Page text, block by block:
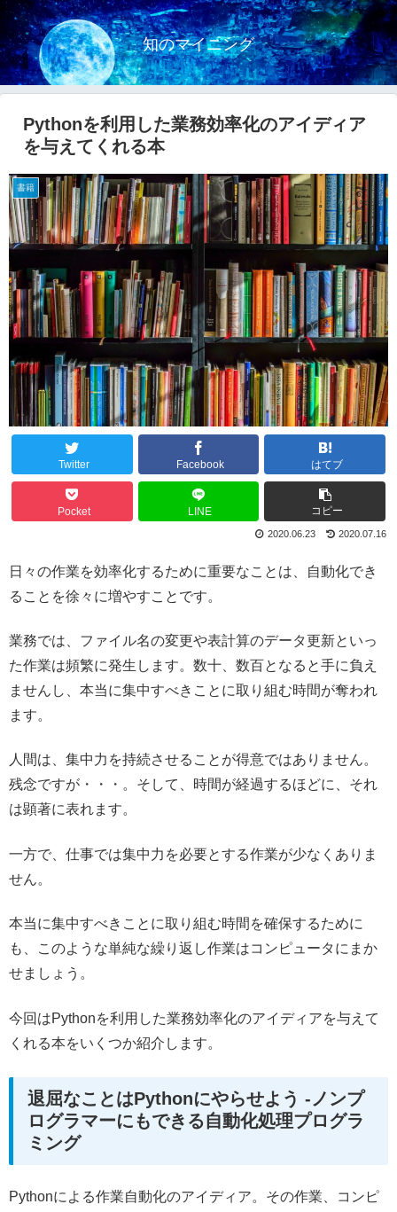
知のマイニング
Pythonを利用した業務効率化のアイディア
を与えてくれる本
書籍
Twitter Facebook はてブ
Pocket LINE コピー
2020.07.16
2020.06.23
日々の作業を効率化するために重要なことは、自動化でき
ることを徐々に増やすことです。
業務では、ファイル名の変更や表計算のデータ更新といっ
た作業は頻繁に発生します。数十、数百となると手に負え
ませんし、本当に集中すべきことに取り組む時間が奪われ
ます。
人間は、集中力を持続させることが得意ではありません。
残念ですが・・・。そして、時間が経過するほどに、それ
は顕著に表れます。
一方で、仕事では集中力を必要とする作業が少なくありま
せん。
本当に集中すべきことに取り組む時間を確保するために
も、このような単純な繰り返し作業はコンピュータにまか
せましょう。
今回はPythonを利用した業務効率化のアイディアを与えて
くれる本をいくつか紹介します。
退屈なことはPythonにやらせよう -ノンプ
ログラマーにもできる自動化処理プログラ
ミング
Pythonによる作業自動化のアイディア。その作業、コンピ